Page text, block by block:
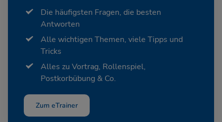
Die häufigsten Fragen, die besten
Antworten
Alle wichtigen Themen, viele Tipps und
Tricks
Alles zu Vortrag, Rollenspiel,
Postkorbübung & Co.
Zum eTrainer